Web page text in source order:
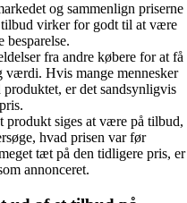
og sammenlign priserne
virker for godt til at være
besparelse.
fra andre købere for at få
værdi. Hvis mange mennesker
er det sandsynligvis
siges at være på tilbud,
hvad prisen var før
tæt på den tidligere pris, er
annonceret.